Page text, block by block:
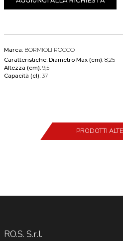
Marca: BORMIOLI ROCCO
Caratteristiche: Diametro Max (cm): 8,25
Altezza (cm): 9,5
Capacità (cl): 37
PRODOTTI
RO.S. S.r.l.